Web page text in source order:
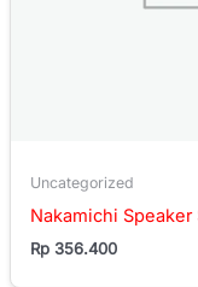
Uncategorized
Nakamichi
Rp 356.400